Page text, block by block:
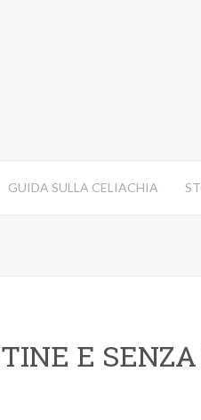
GUIDA SULLA CELIACHIA
E